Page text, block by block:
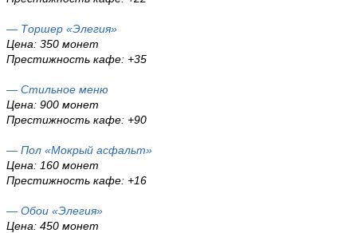
— Торшер «Элегия»
Цена: 350 монет
Престижность кафе: +35
— Стильное меню
Цена: 900 монет
Престижность кафе: +90
— Пол «Мокрый асфальт»
Цена: 160 монет
Престижность кафе: +16
— Обои «Элегия»
Цена: 450 монет